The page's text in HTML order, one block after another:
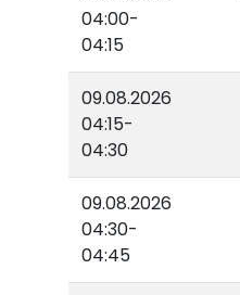
04:00-
04:15
09.08.2026
04:15-
04:30
09.08.2026
04:30-
04:45